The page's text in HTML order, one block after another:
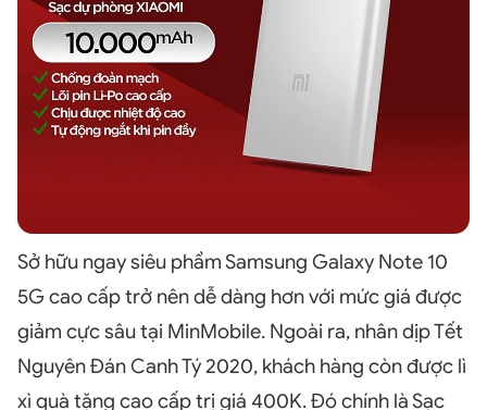
Sở hữu ngay siêu phẩm Samsung Galaxy Note 10
5G cao cấp trở nên dễ dàng hơn với mức giá được
giảm cực sâu tại MinMobile. Ngoài ra, nhân dịp Tết
Nguyên Đán Canh Tý 2020, khách hàng còn được lì
xì quà tặng cao cấp trị giá 400K. Đó chính là Sạc